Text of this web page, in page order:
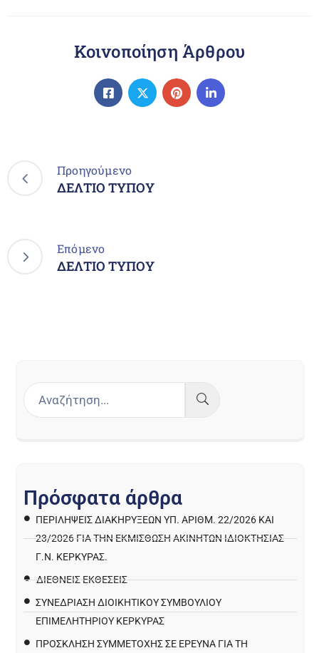
Κοινοποίηση Άρθρου
Προηγούμενο
ΔΕΛΤΙΟ ΤΥΠΟΥ
Επόμενο
ΔΕΛΤΙΟ ΤΥΠΟΥ
Πρόσφατα άρθρα
ΠΕΡΙΛΉΨΕΙΣ ΔΙΑΚΗΡΎΞΕΩΝ ΥΠ. ΑΡΙΘΜ. 22/2026 ΚΑΙ
23/2026 ΓΙΑ ΤΗΝ ΕΚΜΊΣΘΩΣΗ ΑΚΙΝΉΤΩΝ ΙΔΙΟΚΤΗΣΊΑΣ
Γ.Ν. ΚΈΡΚΥΡΑΣ.
ΔΙΕΘΝΕΙΣ ΕΚΘΕΣΕΙΣ
ΣΥΝΕΔΡΙΑΣΗ ΔΙΟΙΚΗΤΙΚΟΥ ΣΥΜΒΟΥΛΙΟΥ
ΕΠΙΜΕΛΗΤΗΡΙΟΥ ΚΕΡΚΥΡΑΣ
ΠΡΌΣΚΛΗΣΗ ΣΥΜΜΕΤΟΧΉΣ ΣΕ ΈΡΕΥΝΑ ΓΙΑ ΤΗ